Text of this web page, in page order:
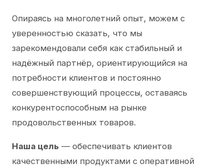
Опираясь на многолетний опыт, можем с
уверенностью сказать, что мы
зарекомендовали себя как стабильный и
надёжный партнёр, ориентирующийся на
потребности клиентов и постоянно
совершенствующий процессы, оставаясь
конкурентоспособным на рынке
продовольственных товаров.
Наша цель — обеспечивать клиентов
качественными продуктами с оперативной